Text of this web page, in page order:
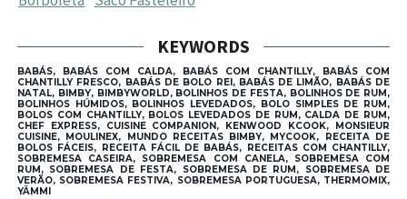
KEYWORDS
BABÁS, BABÁS COM CALDA, BABÁS COM CHANTILLY, BABÁS COM
CHANTILLY FRESCO, BABÁS DE BOLO REI, BABÁS DE LIMÃO, BABÁS DE
NATAL, BIMBY, BIMBYWORLD, BOLINHOS DE FESTA, BOLINHOS DE RUM,
BOLINHOS HÚMIDOS, BOLINHOS LEVEDADOS, BOLO SIMPLES DE RUM,
BOLOS COM CHANTILLY, BOLOS LEVEDADOS DE RUM, CALDA DE RUM,
CHEF EXPRESS, CUISINE COMPANION, KENWOOD KCOOK, MONSIEUR
CUISINE, MOULINEX, MUNDO RECEITAS BIMBY, MYCOOK, RECEITA DE
BOLOS FÁCEIS, RECEITA FÁCIL DE BABÁS, RECEITAS COM CHANTILLY,
SOBREMESA CASEIRA, SOBREMESA COM CANELA, SOBREMESA COM
RUM, SOBREMESA DE FESTA, SOBREMESA DE RUM, SOBREMESA DE
VERÃO, SOBREMESA FESTIVA, SOBREMESA PORTUGUESA, THERMOMIX,
YÄMMI